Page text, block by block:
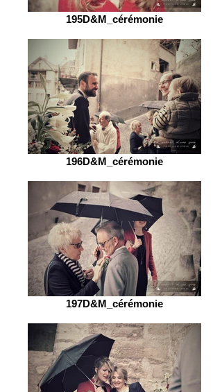
195D&M_cérémonie
196D&M_cérémonie
197D&M_cérémonie